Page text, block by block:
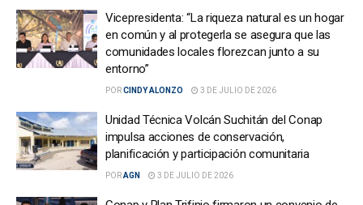
Vicepresidenta: “La riqueza natural es un hogar
en común y al protegerla se asegura que las
comunidades locales florezcan junto a su
entorno”
PORCINDY ALONZO 3 DE JULIO DE 2026
Unidad Técnica Volcán Suchitán del Conap
impulsa acciones de conservación,
planificación y participación comunitaria
PORAGN 3 DE JULIO DE 2026